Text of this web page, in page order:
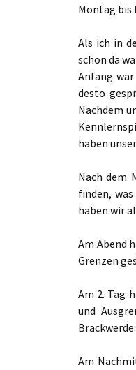
Montag bis
Als ich in
schon da
Anfang
desto
Nachdem
haben
Nach dem
finden,
haben wir
Am Abend
Grenzen
Am 2. Tag
und
Brackwerde.
Am